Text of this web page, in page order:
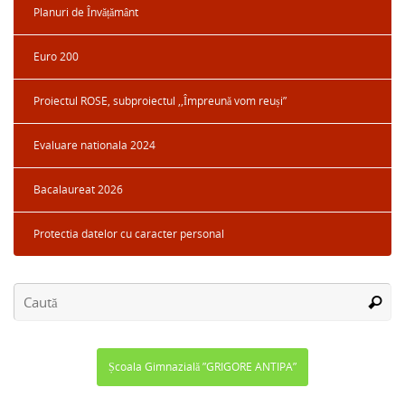
Planuri de Învățământ
Euro 200
Proiectul ROSE, subproiectul ,,Împreună vom reuși”
Evaluare nationala 2024
Bacalaureat 2026
Protectia datelor cu caracter personal
Școala Gimnazială ”GRIGORE ANTIPA”